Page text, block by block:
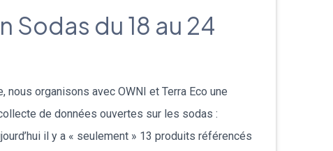
Hrvatski
Sodas du 18 au 24
nous organisons avec OWNI et Terra Eco une
de données ouvertes sur les sodas :
il y a « seulement » 13 produits référencés